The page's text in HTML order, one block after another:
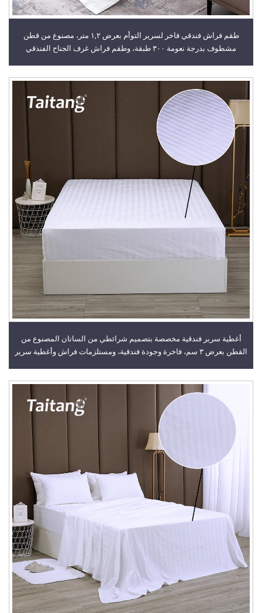
طقم فراش فندقي فاخر لسرير التوأم بعرض ١,٢ متر، مصنوع من قطن
مشطوف بدرجة نعومة ٣٠٠ طبقة، وطقم فراش غرف الجناح الفندقي
أغطية سرير فندقية مخصصة بتصميم شرائطي من الساتان المصنوع من
القطن بعرض ٣ سم، فاخرة وجودة فندقية، ومستلزمات فراش وأغطية سرير